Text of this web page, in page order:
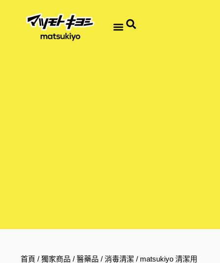
首頁 /獨家商品 /醫藥品 /消毒清潔 / matsukiyo 清潔用